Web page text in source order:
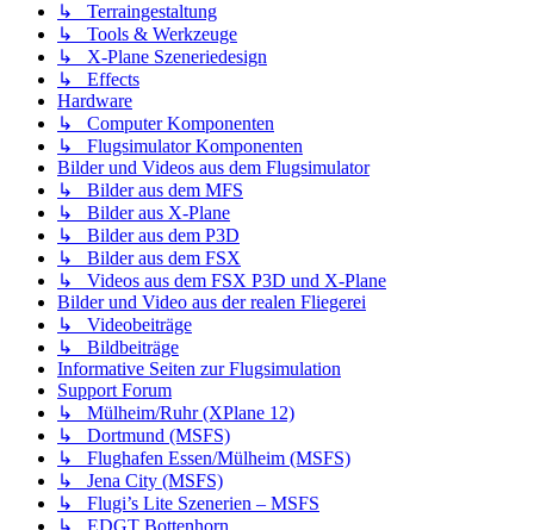
↳ Terraingestaltung
↳ Tools & Werkzeuge
↳ X-Plane Szeneriedesign
↳ Effects
Hardware
↳ Computer Komponenten
↳ Flugsimulator Komponenten
Bilder und Videos aus dem Flugsimulator
↳ Bilder aus dem MFS
↳ Bilder aus X-Plane
↳ Bilder aus dem P3D
↳ Bilder aus dem FSX
↳ Videos aus dem FSX P3D und X-Plane
Bilder und Video aus der realen Fliegerei
↳ Videobeiträge
↳ Bildbeiträge
Informative Seiten zur Flugsimulation
Support Forum
↳ Mülheim/Ruhr (XPlane 12)
↳ Dortmund (MSFS)
↳ Flughafen Essen/Mülheim (MSFS)
↳ Jena City (MSFS)
↳ Flugi’s Lite Szenerien – MSFS